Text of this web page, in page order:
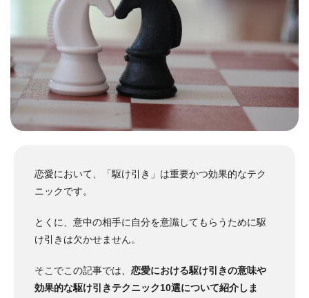
恋愛において、「駆け引き」は重要かつ効果的なテク
ニックです。
とくに、意中の相手に自分を意識してもらうために駆
け引きは欠かせません。
そこでこの記事では、 恋愛における駆け引きの意味や
効果的な駆け引きテクニック10選について紹介しま